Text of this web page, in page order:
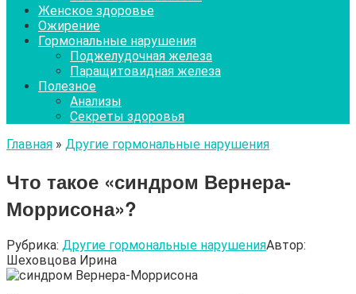
Женское здоровье
Ожирение
Гормональные нарушения
Поджелудочная железа
Паращитовидная железа
Полезное
Анализы
Секреты здоровья
Главная » Другие гормональные нарушения
Что такое «синдром Вернера-
Моррисона»?
Рубрика: Другие гормональные нарушенияАвтор:
Шеховцова Ирина